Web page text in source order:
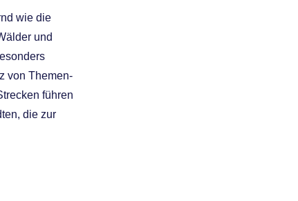
wie die
und
von Themen-
führen
die zur